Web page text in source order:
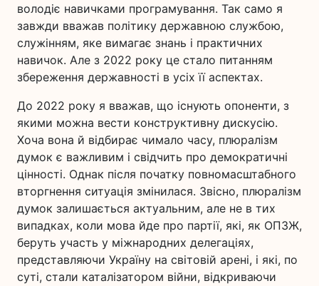
володіє навичками програмування. Так само я
завжди вважав політику державною службою,
служінням, яке вимагає знань і практичних
навичок. Але з 2022 року це стало питанням
збереження державності в усіх її аспектах.
До 2022 року я вважав, що існують опоненти, з
якими можна вести конструктивну дискусію.
Хоча вона й відбирає чимало часу, плюралізм
думок є важливим і свідчить про демократичні
цінності. Однак після початку повномасштабного
вторгнення ситуація змінилася. Звісно, плюралізм
думок залишається актуальним, але не в тих
випадках, коли мова йде про партії, які, як ОПЗЖ,
беруть участь у міжнародних делегаціях,
представляючи Україну на світовій арені, і які, по
суті, стали каталізатором війни, відкриваючи